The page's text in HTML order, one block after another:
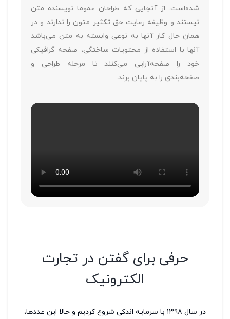
شده‌است. از آنجایی که طراحان عموما نویسنده متن
نیستند و وظیفه رعایت حق تکثیر متون را ندارند و در
همان حال کار آنها به نوعی وابسته به متن می‌باشد
آنها با استفاده از محتویات ساختگی، صفحه گرافیکی
خود را صفحه‌آرایی می‌کنند تا مرحله طراحی و
صفحه‌بندی را به پایان برند.
حرفی برای گفتن در تجارت
الکترونیک
در سال ۱۳98 با سرمایه اندکی شروع کردیم و حالا این عددها،